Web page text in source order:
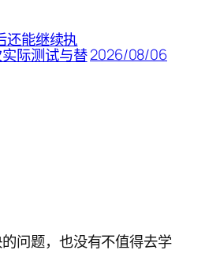
还能继续执
际测试与替2026/08/06
问题，也没有不值得去学